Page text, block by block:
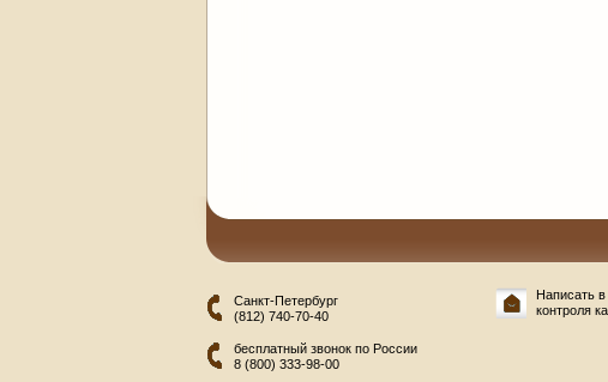
Санкт-Петербург
(812) 740-70-40
бесплатный звонок по России
8 (800) 333-98-00
Написать в
контроля